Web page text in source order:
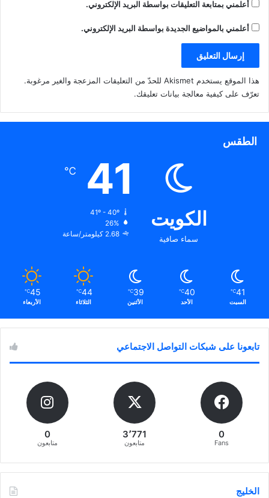
أعلمني بمتابعة التعليقات بواسطة البريد الإلكتروني.
أعلمني بالمواضيع الجديدة بواسطة البريد الإلكتروني.
هذا الموقع يستخدم Akismet للحدّ من التعليقات المزعجة والغير مرغوبة.
تعرّف على كيفية معالجة بيانات تعليقك.
الطقس
الكويت
سماء صافية
41
℃
41º - 40º
26%
2.68 كيلومتر/ساعة
41
℃
السبت
40
℃
الأحد
39
℃
الأثنين
44
℃
الثلاثاء
45
℃
الأربعاء
تابعونا على شبكات التواصل الاجتماعي
0
Fans
3٬771
متابعون
0
متابعون
الخليج